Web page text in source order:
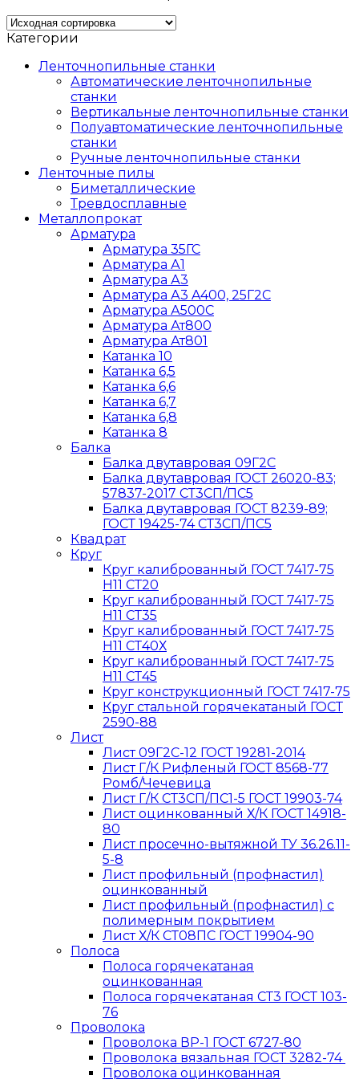
Категории
Ленточнопильные станки
Автоматические ленточнопильные
станки
Вертикальные ленточнопильные станки
Полуавтоматические ленточнопильные
станки
Ручные ленточнопильные станки
Ленточные пилы
Биметаллические
Тревдосплавные
Металлопрокат
Арматура
Арматура 35ГС
Арматура А1
Арматура А3
Арматура А3 A400, 25Г2С
Арматура А500С
Арматура Ат800
Арматура Ат801
Катанка 10
Катанка 6,5
Катанка 6,6
Катанка 6,7
Катанка 6,8
Катанка 8
Балка
Балка двутавровая 09Г2С
Балка двутавровая ГОСТ 26020-83;
57837-2017 СТ3СП/ПС5
Балка двутавровая ГОСТ 8239-89;
ГОСТ 19425-74 СТ3СП/ПС5
Квадрат
Круг
Круг калиброванный ГОСТ 7417-75
H11 СТ20
Круг калиброванный ГОСТ 7417-75
H11 СТ35
Круг калиброванный ГОСТ 7417-75
H11 СТ40Х
Круг калиброванный ГОСТ 7417-75
H11 СТ45
Круг конструкционный ГОСТ 7417-75
Круг стальной горячекатаный ГОСТ
2590-88
Лист
Лист 09Г2С-12 ГОСТ 19281-2014
Лист Г/К Рифленый ГОСТ 8568-77
Ромб/Чечевица
Лист Г/К СТ3СП/ПС1-5 ГОСТ 19903-74
Лист оцинкованный Х/К ГОСТ 14918-
80
Лист просечно-вытяжной ТУ 36.26.11-
5-8
Лист профильный (профнастил)
оцинкованный
Лист профильный (профнастил) с
полимерным покрытием
Лист Х/К СТ08ПС ГОСТ 19904-90
Полоса
Полоса горячекатаная
оцинкованная
Полоса горячекатаная СТ3 ГОСТ 103-
76
Проволока
Проволока ВР-1 ГОСТ 6727-80
Проволока вязальная ГОСТ 3282-74
Проволока оцинкованная